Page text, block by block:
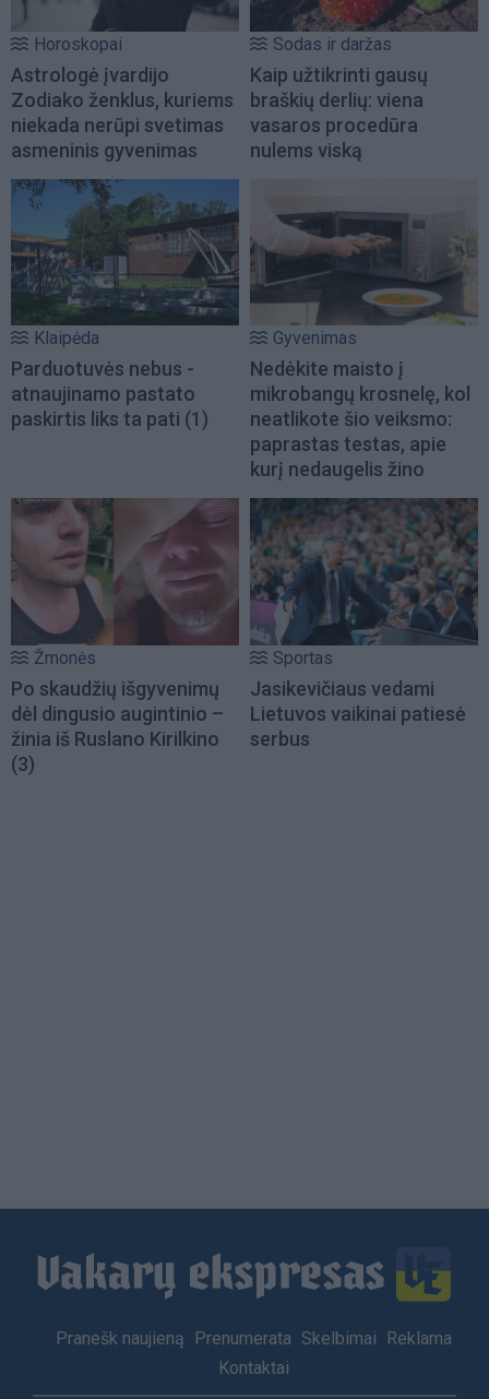
Horoskopai
Astrologė įvardijo
Zodiako ženklus, kuriems
niekada nerūpi svetimas
asmeninis gyvenimas
Sodas ir daržas
Kaip užtikrinti gausų
braškių derlių: viena
vasaros procedūra
nulems viską
Klaipėda
Parduotuvės nebus -
atnaujinamo pastato
paskirtis liks ta pati (1)
Gyvenimas
Nedėkite maisto į
mikrobangų krosnelę, kol
neatlikote šio veiksmo:
paprastas testas, apie
kurį nedaugelis žino
Žmonės
Po skaudžių išgyvenimų
dėl dingusio augintinio –
žinia iš Ruslano Kirilkino
(3)
Sportas
Jasikevičiaus vedami
Lietuvos vaikinai patiesė
serbus
Footer
Pranešk naujieną Prenumerata Skelbimai
Reklama
Kontaktai